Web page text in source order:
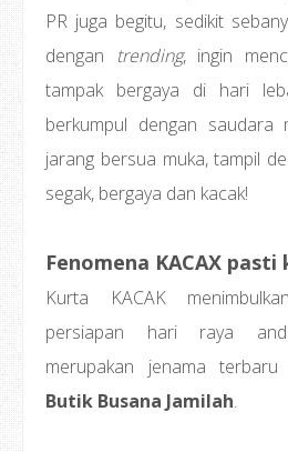
PR juga begitu, sedikit
dengan
trending, ingin
tampak bergaya di hari
berkumpul dengan saudara
jarang bersua muka, tampil
segak, bergaya dan kacak!
Fenomena KACAX pasti
Kurta KACAK
persiapan hari raya
merupakan jenama terbaru
Butik Busana Jamilah.